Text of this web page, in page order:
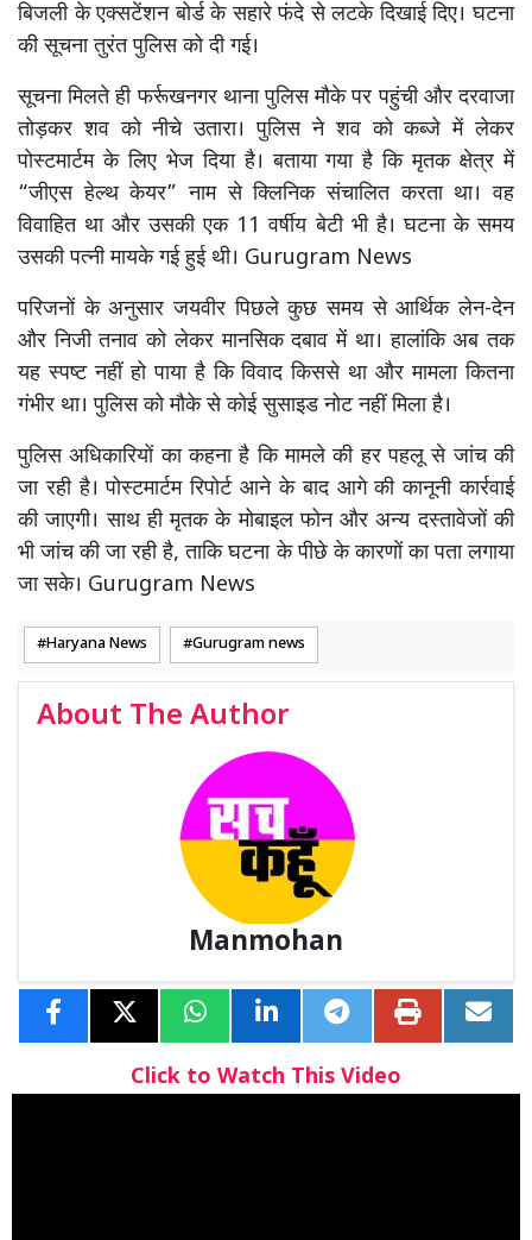
बिजली के एक्सटेंशन बोर्ड के सहारे फंदे से लटके दिखाई दिए। घटना
की सूचना तुरंत पुलिस को दी गई।
सूचना मिलते ही फर्रूखनगर थाना पुलिस मौके पर पहुंची और दरवाजा
तोड़कर शव को नीचे उतारा। पुलिस ने शव को कब्जे में लेकर
पोस्टमार्टम के लिए भेज दिया है। बताया गया है कि मृतक क्षेत्र में
“जीएस हेल्थ केयर” नाम से क्लिनिक संचालित करता था। वह
विवाहित था और उसकी एक 11 वर्षीय बेटी भी है। घटना के समय
उसकी पत्नी मायके गई हुई थी। Gurugram News
परिजनों के अनुसार जयवीर पिछले कुछ समय से आर्थिक लेन-देन
और निजी तनाव को लेकर मानसिक दबाव में था। हालांकि अब तक
यह स्पष्ट नहीं हो पाया है कि विवाद किससे था और मामला कितना
गंभीर था। पुलिस को मौके से कोई सुसाइड नोट नहीं मिला है।
पुलिस अधिकारियों का कहना है कि मामले की हर पहलू से जांच की
जा रही है। पोस्टमार्टम रिपोर्ट आने के बाद आगे की कानूनी कार्रवाई
की जाएगी। साथ ही मृतक के मोबाइल फोन और अन्य दस्तावेजों की
भी जांच की जा रही है, ताकि घटना के पीछे के कारणों का पता लगाया
जा सके। Gurugram News
Haryana News Gurugram news
About The Author
Manmohan
Click to Watch This Video